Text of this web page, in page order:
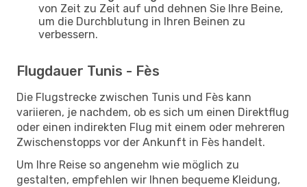
von Zeit zu Zeit auf und dehnen Sie Ihre Beine,
um die Durchblutung in Ihren Beinen zu
verbessern.
Flugdauer Tunis - Fès
Die Flugstrecke zwischen Tunis und Fès kann
variieren, je nachdem, ob es sich um einen Direktflug
oder einen indirekten Flug mit einem oder mehreren
Zwischenstopps vor der Ankunft in Fès handelt.
Um Ihre Reise so angenehm wie möglich zu
gestalten, empfehlen wir Ihnen bequeme Kleidung,